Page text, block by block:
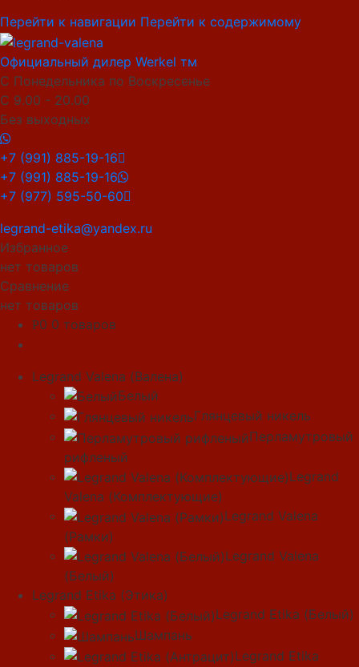
Перейти к навигации Перейти к содержимому
Официальный дилер Werkel тм
С Понедельника по Воскресенье
С 9.00 - 20.00
Без выходных
+7 (991) 885-19-16
+7 (991) 885-19-16
+7 (977) 595-50-60
legrand-etika@yandex.ru
Избранное
нет товаров
Сравнение
нет товаров
Р0 0 товаров
Legrand Valena (Валена)
Белый
Глянцевый никель
Перламутровый
рифленый
Legrand
Valena (Комплектующие)
Legrand Valena
(Рамки)
Legrand Valena
(Белый)
Legrand Etika (Этика)
Legrand Etika (Белый)
Шампань
Legrand Etika